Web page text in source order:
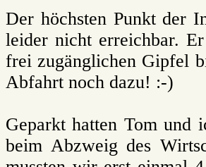
Der höchsten Punkt der
leider nicht erreichbar.
frei zugänglichen Gipfel
Abfahrt noch dazu! :-)
Geparkt hatten Tom und
beim Abzweig des